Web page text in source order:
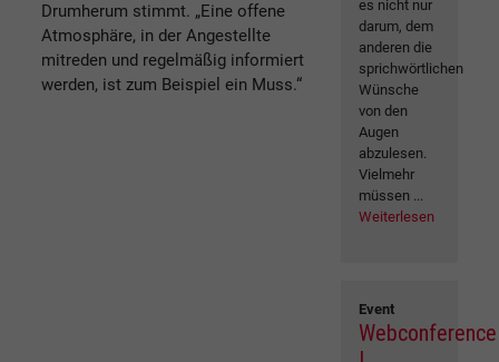
Drumherum stimmt. „Eine offene
Atmosphäre, in der Angestellte
mitreden und regelmäßig informiert
werden, ist zum Beispiel ein Muss.“
es nicht nur
darum, dem
anderen die
sprichwörtlichen
Wünsche
von den
Augen
abzulesen.
Vielmehr
müssen ...
Weiterlesen
Event
Webconference